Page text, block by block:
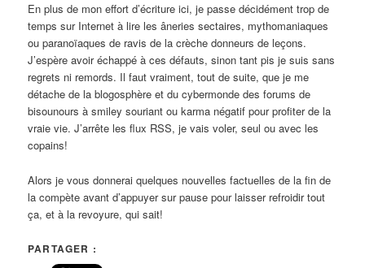
En plus de mon effort d’écriture ici, je passe décidément trop de
temps sur Internet à lire les âneries sectaires, mythomaniaques
ou paranoïaques de ravis de la crèche donneurs de leçons.
J’espère avoir échappé à ces défauts, sinon tant pis je suis sans
regrets ni remords. Il faut vraiment, tout de suite, que je me
détache de la blogosphère et du cybermonde des forums de
bisounours à smiley souriant ou karma négatif pour profiter de la
vraie vie. J’arrête les flux RSS, je vais voler, seul ou avec les
copains!
Alors je vous donnerai quelques nouvelles factuelles de la fin de
la compète avant d’appuyer sur pause pour laisser refroidir tout
ça, et à la revoyure, qui sait!
PARTAGER :